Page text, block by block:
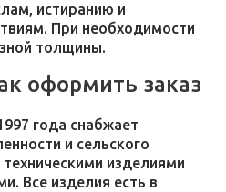
истиранию и
При необходимости
толщины.
оформить заказ
года снабжает
и сельского
изделиями
Все изделия есть в